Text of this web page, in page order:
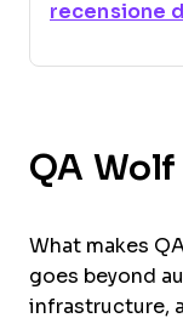
recensione
QA
What makes
goes beyond
infrastructure,